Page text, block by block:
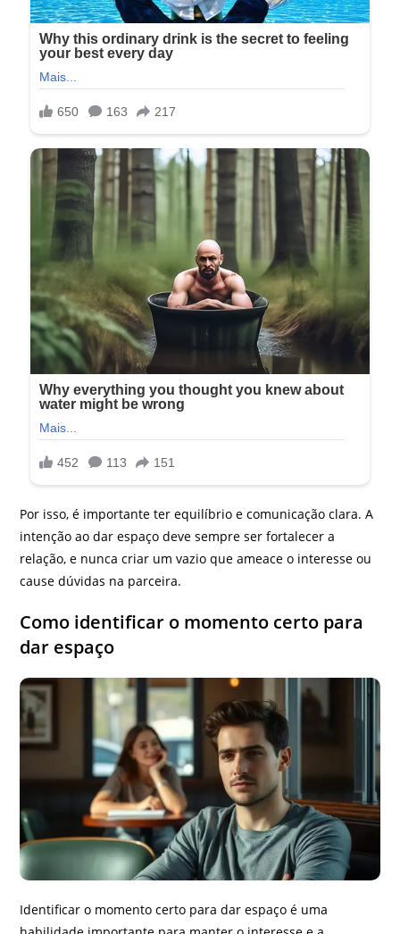
Por isso, é importante ter equilíbrio e comunicação clara. A
intenção ao dar espaço deve sempre ser fortalecer a
relação, e nunca criar um vazio que ameace o interesse ou
cause dúvidas na parceira.
Como identificar o momento certo para
dar espaço
Identificar o momento certo para dar espaço é uma